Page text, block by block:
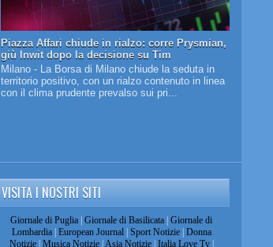
Piazza Affari chiude in rialzo: corre Prysmian,
giù Inwit dopo la decisione su Tim
Milano - La Borsa di Milano chiude la seduta in
territorio positivo, con un rialzo contenuto in linea
con il clima prudente prevalso sui pri...
VISITA I NOSTRI SITI
Giornale di Puglia | Giornale di Basilicata | Giornale di
Lombardia| European Journal| Sport Notizie| Donna
Notizie| Musica Notizie| Asia Notizie| Italia Love Tv|